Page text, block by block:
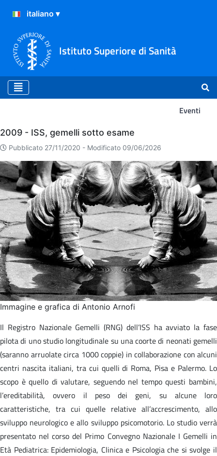
Istituto Superiore di Sanità
Eventi
Eventi
2009 - ISS, gemelli sotto esame
Pubblicato 27/11/2020 - Modificato 09/06/2026
Immagine e grafica di Antonio Arnofi
Il Registro Nazionale Gemelli (RNG) dell’ISS ha avviato la fase
pilota di uno studio longitudinale su una coorte di neonati gemelli
(saranno arruolate circa 1000 coppie) in collaborazione con alcuni
centri nascita italiani, tra cui quelli di Roma, Pisa e Palermo. Lo
scopo è quello di valutare, seguendo nel tempo questi bambini,
l’ereditabilità, ovvero il peso dei geni, su alcune loro
caratteristiche, tra cui quelle relative all’accrescimento, allo
sviluppo neurologico e allo sviluppo psicomotorio. Lo studio verrà
presentato nel corso del Primo Convegno Nazionale I Gemelli in
Età Pediatrica: Epidemiologia, Clinica e Psicologia che si svolge il